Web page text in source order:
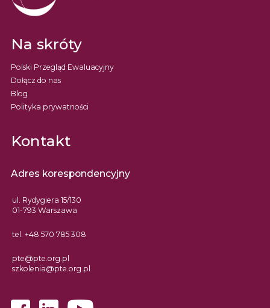
Na skróty
Polski Przegląd Ewaluacyjny
Dołącz do nas
Blog
Polityka prywatności
Kontakt
Adres korespondencyjny
ul. Rydygiera 15/130
01-793 Warszawa
tel. +48 570 785 308
pte@pte.org.pl
szkolenia@pte.org.pl